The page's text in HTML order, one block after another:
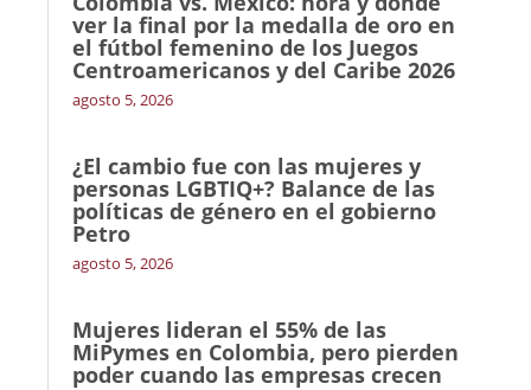
ver la final por la medalla de oro en
el fútbol femenino de los Juegos
Centroamericanos y del Caribe 2026
agosto 5, 2026
¿El cambio fue con las mujeres y
personas LGBTIQ+? Balance de las
políticas de género en el gobierno
Petro
agosto 5, 2026
Mujeres lideran el 55% de las
MiPymes en Colombia, pero pierden
poder cuando las empresas crecen